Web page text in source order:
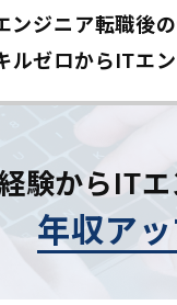
ンジニア転職後
ルゼロからITエ
験からIT
年収ア